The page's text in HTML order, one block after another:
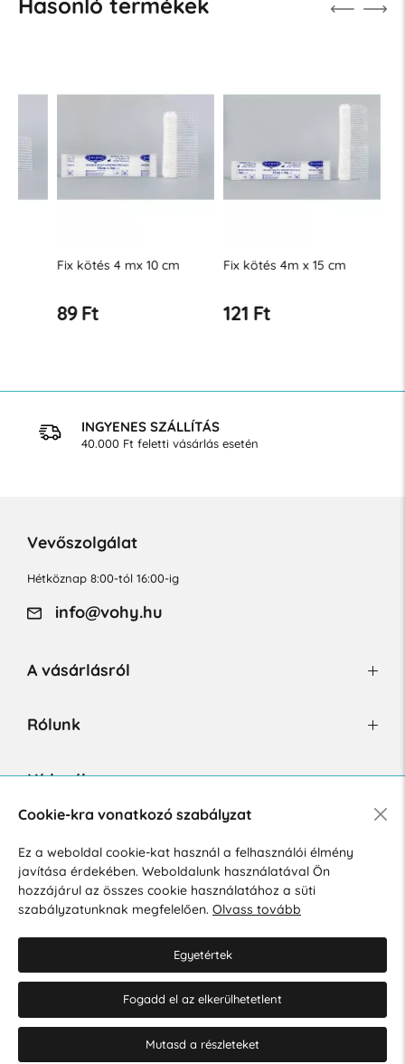
Fix kötés 4 mx 10 cm
89 Ft
Fix kötés 4m x 15 cm
121 Ft
INGYENES SZÁLLÍTÁS
40.000 Ft feletti vásárlás esetén
Vevőszolgálat
Hétköznap 8:00-tól 16:00-ig
info@vohy.hu
A vásárlásról
Rólunk
Hírlevél
Hozzájárulok a személyes adatok marketing célú kezeléséhez.
Személyes adatok védelmére vonatkozó szabályzat.
Cookie-beállítások szerkesztése
Cookie-kra vonatkozó szabályzat
Ez a weboldal cookie-kat használ a felhasználói élmény
javítása érdekében. Weboldalunk használatával Ön
hozzájárul az összes cookie használatához a süti
szabályzatunknak megfelelően. Olvass tovább
Egyetértek
Fogadd el az elkerülhetetlent
Mutasd a részleteket